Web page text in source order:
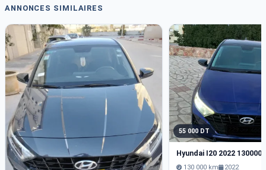
ANNONCES SIMILAIRES
55 000 DT
Hyundai I20 2022 130000
130 000 km 2022